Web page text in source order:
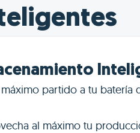
máximo partido a tu batería
al máximo tu